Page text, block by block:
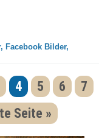
Facebook Bilder,
4 5 6
7
Seite »